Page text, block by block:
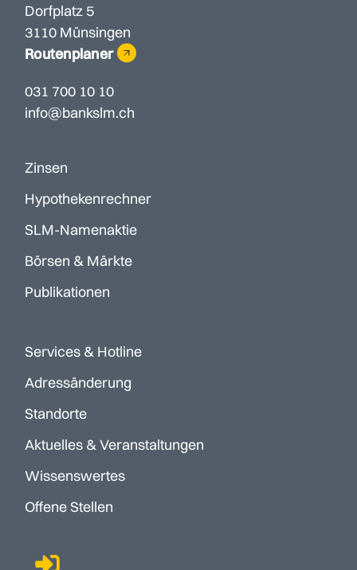
Dorfplatz 5
3110 Münsingen
Routenplaner
031 700 10 10
info@bankslm.ch
Zinsen
Hypothekenrechner
SLM-Namenaktie
Börsen & Märkte
Publikationen
Services & Hotline
Adressänderung
Standorte
Aktuelles & Veranstaltungen
Wissenswertes
Offene Stellen